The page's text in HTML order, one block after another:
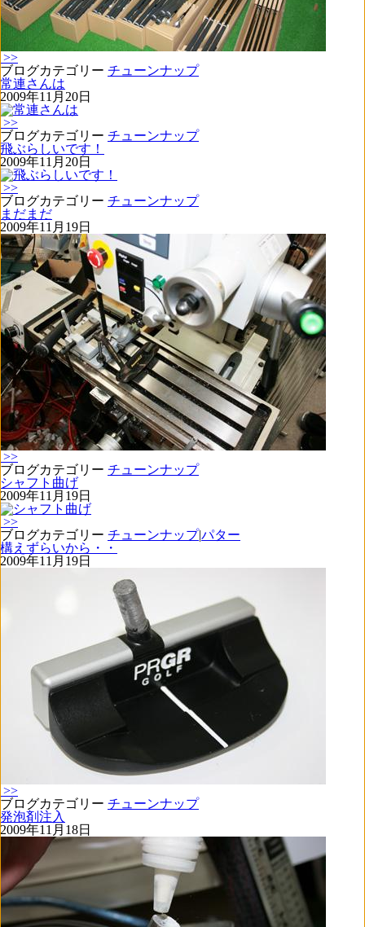
>>
ブログカテゴリー チューンナップ
常連さんは
2009年11月20日
>>
ブログカテゴリー チューンナップ
飛ぶらしいです！
2009年11月20日
>>
ブログカテゴリー チューンナップ
まだまだ
2009年11月19日
>>
ブログカテゴリー チューンナップ
シャフト曲げ
2009年11月19日
>>
ブログカテゴリー チューンナップ|パター
構えずらいから・・
2009年11月19日
>>
ブログカテゴリー チューンナップ
発泡剤注入
2009年11月18日